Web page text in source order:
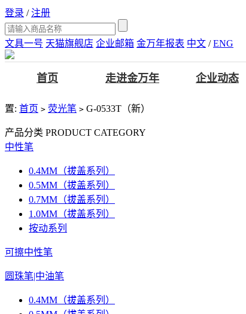
登录 / 注册
文具一号 天猫旗舰店 企业邮箱 金万年报表 中文 / ENG
首页 走进金万年 企业动态
置: 首页 > 荧光笔 > G-0533T（新）
产品分类 PRODUCT CATEGORY
中性笔
0.4MM（拔盖系列）
0.5MM（拔盖系列）
0.7MM（拔盖系列）
1.0MM（拔盖系列）
按动系列
可擦中性笔
圆珠笔|中油笔
0.4MM（拔盖系列）